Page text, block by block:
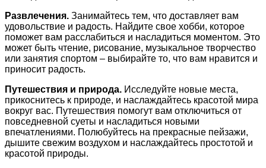
Развлечения. Занимайтесь тем, что доставляет вам
удовольствие и радость. Найдите свое хобби, которое
поможет вам расслабиться и насладиться моментом. Это
может быть чтение, рисование, музыкальное творчество
или занятия спортом – выбирайте то, что вам нравится и
приносит радость.
Путешествия и природа. Исследуйте новые места,
прикоснитесь к природе, и наслаждайтесь красотой мира
вокруг вас. Путешествия помогут вам отключиться от
повседневной суеты и насладиться новыми
впечатлениями. Полюбуйтесь на прекрасные пейзажи,
дышите свежим воздухом и наслаждайтесь простотой и
красотой природы.